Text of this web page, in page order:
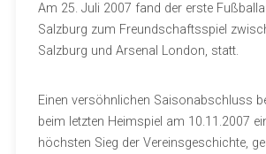
Am 25. Juli 2007 fand der erste
Salzburg zum Freundschaftsspiel
Salzburg und Arsenal London, statt.
Einen versöhnlichen Saisonabschluss
beim letzten Heimspiel am 10.11.2007
höchsten Sieg der Vereinsgeschichte,